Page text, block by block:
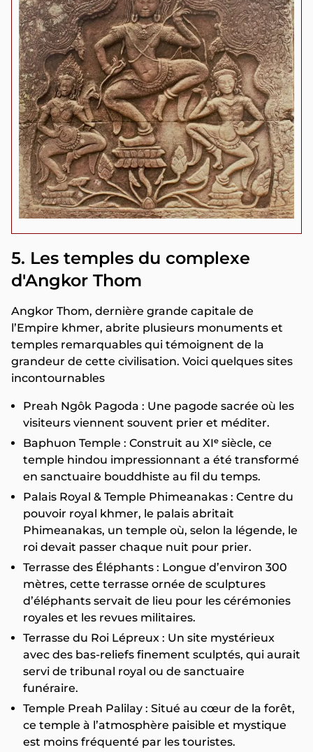
5. Les temples du complexe
d'Angkor Thom
Angkor Thom, dernière grande capitale de
l’Empire khmer, abrite plusieurs monuments et
temples remarquables qui témoignent de la
grandeur de cette civilisation. Voici quelques sites
incontournables
Preah Ngôk Pagoda : Une pagode sacrée où les
visiteurs viennent souvent prier et méditer.
Baphuon Temple : Construit au XIᵉ siècle, ce
temple hindou impressionnant a été transformé
en sanctuaire bouddhiste au fil du temps.
Palais Royal & Temple Phimeanakas : Centre du
pouvoir royal khmer, le palais abritait
Phimeanakas, un temple où, selon la légende, le
roi devait passer chaque nuit pour prier.
Terrasse des Éléphants : Longue d’environ 300
mètres, cette terrasse ornée de sculptures
d’éléphants servait de lieu pour les cérémonies
royales et les revues militaires.
Terrasse du Roi Lépreux : Un site mystérieux
avec des bas-reliefs finement sculptés, qui aurait
servi de tribunal royal ou de sanctuaire
funéraire.
Temple Preah Palilay : Situé au cœur de la forêt,
ce temple à l’atmosphère paisible et mystique
est moins fréquenté par les touristes.